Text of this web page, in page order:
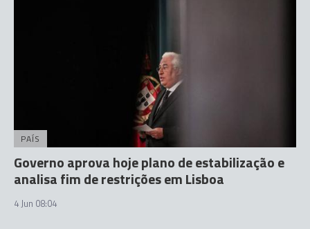
PAÍS
Governo aprova hoje plano de estabilização e
analisa fim de restrições em Lisboa
4 Jun 08:04